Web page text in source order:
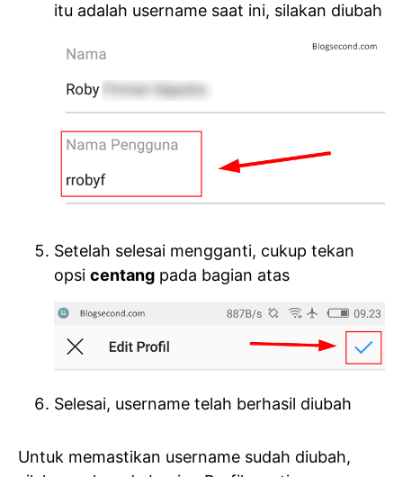
itu adalah username saat ini, silakan diubah
Setelah selesai mengganti, cukup tekan
opsi centang pada bagian atas
Selesai, username telah berhasil diubah
Untuk memastikan username sudah diubah,